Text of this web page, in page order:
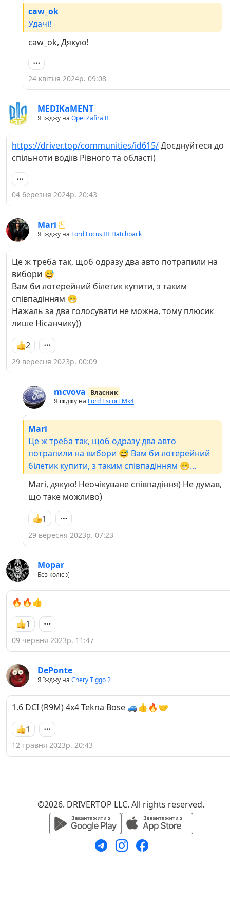
caw_ok
Удачі!
caw_ok, Дякую!
24 квітня 2024р. 09:08
MEDIKaMENT
Я їжджу на Opel Zafira B
https://driver.top/communities/id615/Доєднуйтеся до
спільноти водіїв Рівного та області)
04 березня 2024р. 20:43
Mari
Я їжджу на Ford Focus III Hatchback
Це ж треба так, щоб одразу два авто потрапили на
вибори 😅
Вам би лотерейний білетик купити, з таким
співпадінням 😁
Нажаль за два голосувати не можна, тому плюсик
лише Нісанчику))
2
29 вересня 2023р. 00:09
mcvova
Власник
Я їжджу на Ford Escort Mk4
Mari
Це ж треба так, щоб одразу два авто
потрапили на вибори 😅 Вам би лотерейний
білетик купити, з таким співпадінням 😁
плюсик лише Нісанчику))
Mari, дякую! Неочікуване співпадіння) Не думав,
що таке можливо)
1
29 вересня 2023р. 07:23
Mopar
Без коліс :(
🔥🔥👍
1
09 червня 2023р. 11:47
DePonte
Я їжджу на Chery Tiggo 2
1.6 DCI (R9M) 4x4 Tekna Bose 🚙👍🔥🤝
1
12 травня 2023р. 20:43
©2026. DRIVERTOP LLC. All rights reserved.